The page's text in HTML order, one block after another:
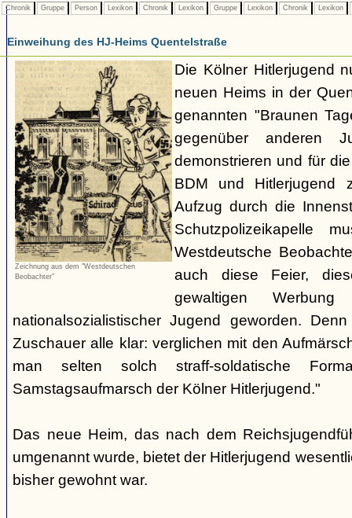
Chronik Gruppe Person Lexikon Chronik Lexikon Gruppe Lexikon Chronik Lexikon
Einweihung des HJ-Heims Quentelstraße
Zeichnung aus dem "Westdeutschen
Beobachter"
Die Kölner Hitlerjugend
neuen Heims in der
genannten "Braunen
gegenüber anderen
demonstrieren und für
BDM und Hitlerjugend
Aufzug durch die
Schutzpolizeikapelle
Westdeutsche
auch diese Feier,
gewaltigen
nationalsozialistischer Jugend geworden.
Zuschauer alle klar: verglichen mit den
man selten solch straff-soldatische
Samstagsaufmarsch der Kölner Hitlerjugend."
Das neue Heim, das nach dem
umgenannt wurde, bietet der Hitlerjugend
bisher gewohnt war.